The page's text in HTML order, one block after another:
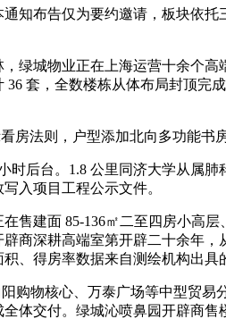
通知布告仅为要约邀请，板块依托
绿城物业正在上海运营十余个高
套，全数楼栋从体布局封顶完
法则，户型添加北向多功能书房
后台。1.8 公里同济大学从属肺
入项目工程公示文件。
建面 85-136㎡二至四房小高层
商深耕高端室第开辟二十余年，
、得房率数据来自测绘机构出具
购物核心、万泰广场等中型贸易
体交付。绿城沁喷鼻园开辟商售